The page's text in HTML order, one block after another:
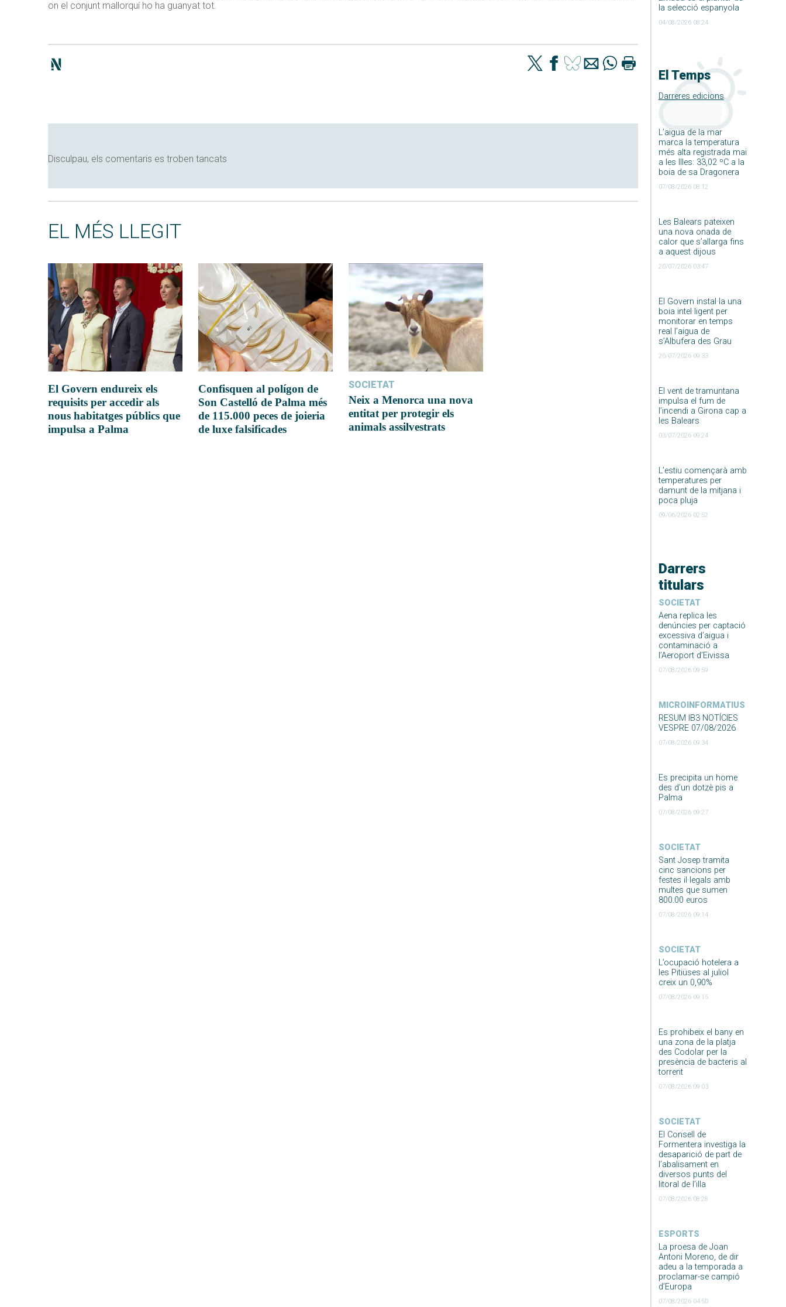
la selecció espanyola
04/08/2026 08:24
El Temps
Darreres edicions
L’aigua de la mar
marca la temperatura
més alta registrada mai
a les Illes: 33,02 ºC a la
boia de sa Dragonera
07/08/2026 08:12
Les Balears pateixen
una nova onada de
calor que s’allarga fins
a aquest dijous
20/07/2026 03:47
El Govern instal·la una
boia intel·ligent per
monitorar en temps
real l’aigua de
s’Albufera des Grau
20/07/2026 09:33
El vent de tramuntana
impulsa el fum de
l’incendi a Girona cap a
les Balears
03/07/2026 09:24
L’estiu començarà amb
temperatures per
damunt de la mitjana i
poca pluja
09/06/2026 02:52
Darrers
titulars
SOCIETAT
Aena replica les
denúncies per captació
excessiva d’aigua i
contaminació a
l’Aeroport d’Eivissa
07/08/2026 09:59
MICROINFORMATIUS
RESUM IB3 NOTÍCIES
VESPRE 07/08/2026
07/08/2026 09:34
Es precipita un home
des d’un dotzè pis a
Palma
07/08/2026 09:27
SOCIETAT
Sant Josep tramita
cinc sancions per
festes il·legals amb
multes que sumen
800.00 euros
07/08/2026 09:14
SOCIETAT
L’ocupació hotelera a
les Pitiüses al juliol
creix un 0,90%
07/08/2026 09:15
Es prohibeix el bany en
una zona de la platja
des Codolar per la
presència de bacteris al
torrent
07/08/2026 09:03
SOCIETAT
El Consell de
Formentera investiga la
desaparició de part de
l’abalisament en
diversos punts del
litoral de l’illa
07/08/2026 08:28
ESPORTS
La proesa de Joan
Antoni Moreno, de dir
adeu a la temporada a
proclamar-se campió
d’Europa
07/08/2026 04:50
on el conjunt mallorquí ho ha guanyat tot.
Disculpau, els comentaris es troben tancats
EL MÉS LLEGIT
El Govern endureix els
requisits per accedir als
nous habitatges públics que
impulsa a Palma
Confisquen al polígon de
Son Castelló de Palma més
de 115.000 peces de joieria
de luxe falsificades
SOCIETAT
Neix a Menorca una nova
entitat per protegir els
animals assilvestrats